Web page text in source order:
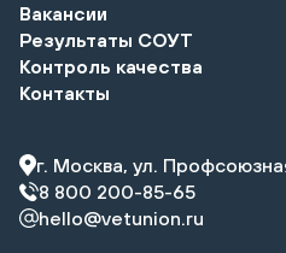
Вакансии
Результаты СОУТ
Контроль качества
Контакты
г. Москва, ул.
8 800 200-85-65
hello@vetunion.ru